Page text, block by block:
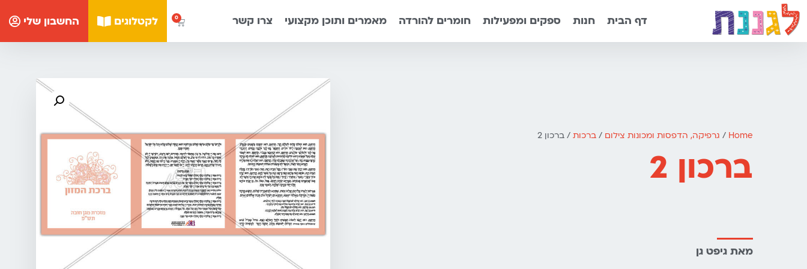
דף הבית חנות ספקים ומפעילות חומרים להורדה מאמרים ותוכן מקצועי צרו קשר לקטלוגים החשבון שלי
Home
/ גרפיקה, הדפסות ומכונות צילום / ברכות / ברכון 2
ברכון 2
מאת גיפט גן